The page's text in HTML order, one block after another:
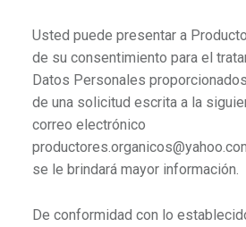
Usted puede presentar a
de su consentimiento para el
Datos Personales
de una solicitud escrita a la
correo electrónico
se le brindará mayor información.
De conformidad con lo